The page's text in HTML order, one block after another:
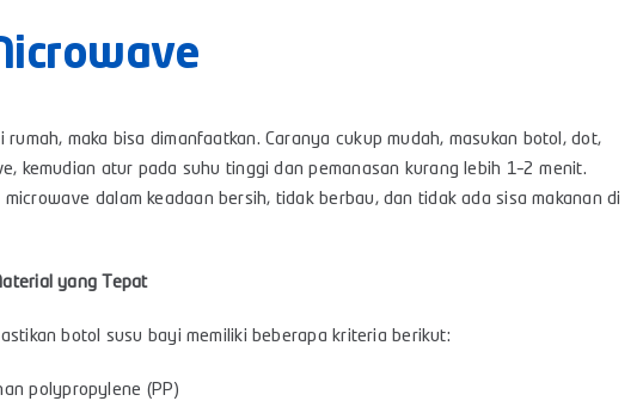
maka bisa dimanfaatkan. Caranya cukup mudah, masukan botol, dot,
kemudian atur pada suhu tinggi dan pemanasan kurang lebih 1–2 menit.
dalam keadaan bersih, tidak berbau, dan tidak ada sisa makanan di
yang Tepat
botol susu bayi memiliki beberapa kriteria berikut:
polypropylene (PP)